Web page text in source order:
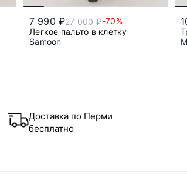
7 990 ₽27 000 ₽-70%
Легкое пальто в клетку
Samoon
Доставка по Перми
бесплатно